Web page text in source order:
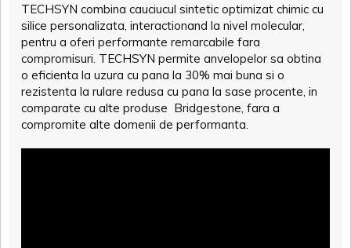
TECHSYN combina cauciucul sintetic optimizat chimic cu
silice personalizata, interactionand la nivel molecular,
pentru a oferi performante remarcabile fara
compromisuri. TECHSYN permite anvelopelor sa obtina
o eficienta la uzura cu pana la 30% mai buna si o
rezistenta la rulare redusa cu pana la sase procente, in
comparate cu alte produse Bridgestone, fara a
compromite alte domenii de performanta.